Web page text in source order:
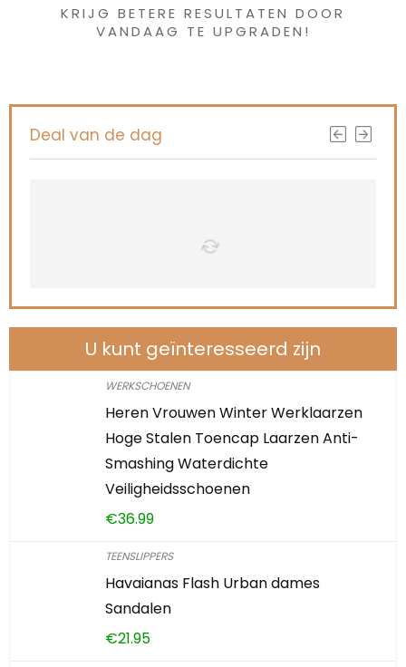
KRIJG BETERE RESULTATEN DOOR
VANDAAG TE UPGRADEN!
Deal van de dag
U kunt geïnteresseerd zijn
WERKSCHOENEN
Heren Vrouwen Winter Werklaarzen
Hoge Stalen Toencap Laarzen Anti-
Smashing Waterdichte
Veiligheidsschoenen
€36.99
TEENSLIPPERS
Havaianas Flash Urban dames
Sandalen
€21.95